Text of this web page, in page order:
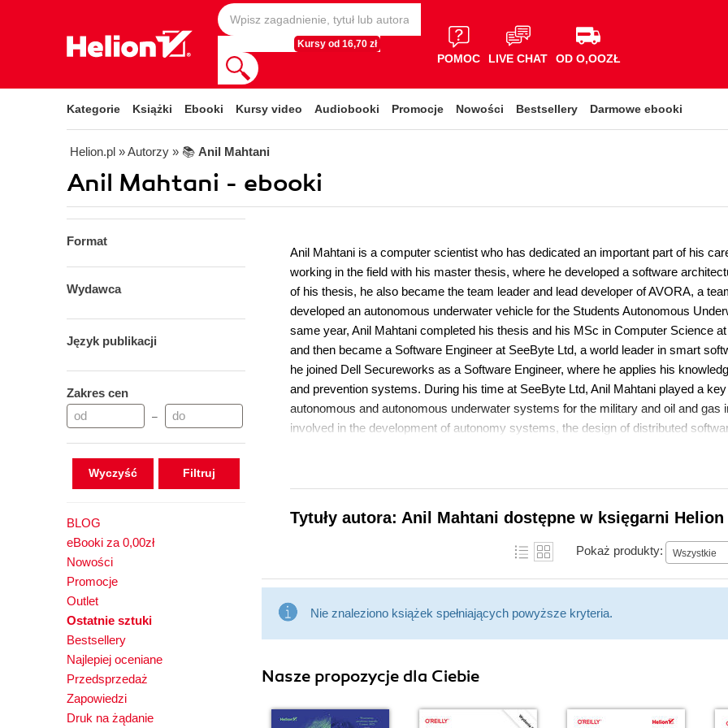
Kursy od 16,70 zł
POMOC LIVE CHAT OD O,OOZŁ
Kategorie Książki Ebooki Kursy video Audiobooki Promocje Nowości Bestsellery Darmowe ebooki
Helion.pl » Autorzy » 📚 Anil Mahtani
Anil Mahtani - ebooki
Format
Wydawca
Język publikacji
Zakres cen
–
Wyczyść
BLOG
eBooki za 0,00zł
Nowości
Promocje
Outlet
Ostatnie sztuki
Bestsellery
Najlepiej oceniane
Przedsprzedaż
Zapowiedzi
Druk na żądanie
Anil Mahtani is a computer scientist who has dedicated an important part of his
working in the field with his master thesis, where he developed a software
of his thesis, he also became the team leader and lead developer of AVORA, a
developed an autonomous underwater vehicle for the Students Autonomous
same year, Anil Mahtani completed his thesis and his MSc in Computer Science
and then became a Software Engineer at SeeByte Ltd, a world leader in smart
he joined Dell Secureworks as a Software Engineer, where he applies his
and prevention systems. During his time at SeeByte Ltd, Anil Mahtani played a
autonomous and autonomous underwater systems for the military and oil and
involved in the development of autonomy systems, the design of distributed
development and also contributed in providing Computer Vision solutions for front-
His professional interests lie mainly in software engineering, algorithms, data
problems at hand but also foreseeing future problems or possible enhancements.
dealing with Computer Vision, machine learning, or control problems. Anil has
developed several Arduino libraries, which he has contributed back to the
Tytuły autora: Anil Mahtani dostępne w księgarni Helion
Pokaż produkty: Wszystkie
Nie znaleziono książek spełniających powyższe kryteria.
Nasze propozycje dla Ciebie